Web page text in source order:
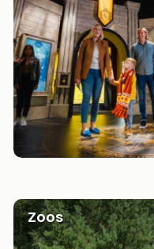
Zoos